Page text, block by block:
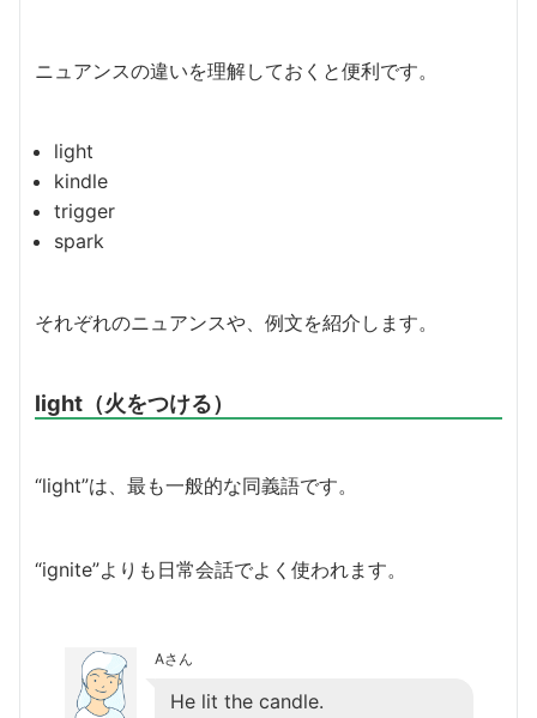
ニュアンスの違いを理解しておくと便利です。
light
kindle
trigger
spark
それぞれのニュアンスや、例文を紹介します。
light（火をつける）
“light”は、最も一般的な同義語です。
“ignite”よりも日常会話でよく使われます。
Aさん
He lit the candle.